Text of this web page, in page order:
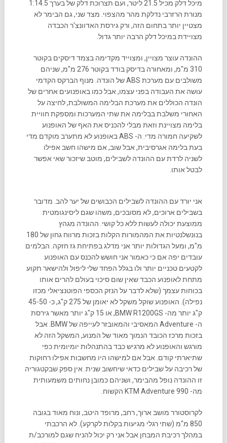
מיכל דלק מכיל 21.5 ליטר, ועם תצרוכת דלק של בערך 1:14.5
מנורת הרזרבי נדלקת מהר מהצפוי. מצד שני, גם הבימר לא
מצטיין יותר בתחום הזה, ורק גירסת האדוונצ'ר הכבדה
מצויידת במיכל דלק הרבה יותר גדול.
ההונדה עוצר מצויין, ומצוייד מקדימה בצמד דיסקים בקוטר
310 מ"מ, ומאחורה בדיסק בודד בקוטר 276 מ"מ, שניהם
משולבים עם מערכת ABS של הונדה. מנוף הברקס הקדמי
עושה את העבודה בפני עצמו, אבל כמו באופנועים אחרים של
הונדה הכוללים את מערכת הבלימה המשולבת, לחיצה על
האחורי משלבת בבלימה את שתי המערכות ומספקת חוויית
בלימה מצויינת וזאת מבלי להכניס את האף של האופנוע
לשקיעה חמורה מדי. ה- ABS באופנוע לא מתערב מוקדם מדי
בעת בלימה אגרסיבית, אבל שוב, אם מישהו חשב אפילו
לשניה לרדת עם ההונדה לשבילים, מוטב שיזכור שאי אפשר
לבטל אותו.
אני יורד עם ההונדה לשבילים הכבושים של יער להב. מדובר
בשבילים ארוכים, לא מסובכים, משהו שגם ליסינגומטית
ממוצעת יכולה לעשות ללא כל קושי. ההונדה מגהץ
בנונשלנטיות את המהמורות הקלות בזכות מרווח גחון של 180
מ"מ, ומעל הגדולות יותר אני מדלג בפתיחת גז חזקה. הבלמים
עובדים יפה אם כי כאמור אני חושש להכנס עם האופנוע
לקטעים טכניים יותר ולו בגלל הפחד שלי ליפול ולהישאר תקוע
מתחת לאופנוע הכבד שאין שום סיכוי בעולם להרים אותו
בכוחות עצמך (שלא לדבר על הנזק הכספי הפוטנציאלי מכזו
נפילה). האופנוע שוקל משקל לא יאומן של 275 ק"ג, כ- 45-50
ק"ג יותר מה- BMW R1200GS, או 15 ק"ג יותר מאשר גירסת
ה- Adventure המאסיבי והמאובזר לעייפה של BMW. אבל
בזכות מרכז הכובד הנמוך מאוד של המנוע, המשקל הזה לא
מורגש והאופנוע לא מרגיש כבד בהתנהלות יומיומית כפי
שתיארתי קודם. אבל אם למישהו היו מחשבות אפילו רחוקות
של רכיבה על שבילים כדאי שיחשוב שנית. אין ספק שבקטגוריה
זו ההונדה נופל מהבימר, ושניהם כמובן נחותים משמעותית
מה- KTM Adventure 990 הקשוח.
לקרוסטורר מושב ארוך, רחב, מרופד היטב, ונוח מאוד בגובה
850 מ"מ (שתי רגלי מגיעות בקלות לקרקע). לא הרכבתי
במהלך רכיבת המבחן אבל אני רק יכול להניח שגם למורכב/ת